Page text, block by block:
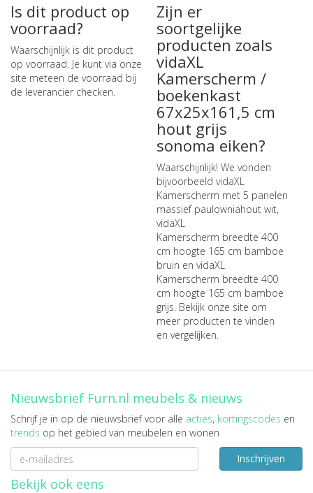
Is dit product op
voorraad?
Waarschijnlijk is dit product
op voorraad. Je kunt via onze
site meteen de voorraad bij
de leverancier checken.
Zijn er
soortgelijke
producten zoals
vidaXL
Kamerscherm /
boekenkast
67x25x161,5 cm
hout grijs
sonoma eiken?
Waarschijnlijk! We vonden
bijvoorbeeld vidaXL
Kamerscherm met 5 panelen
massief paulowniahout wit,
vidaXL
Kamerscherm breedte 400
cm hoogte 165 cm bamboe
bruin en vidaXL
Kamerscherm breedte 400
cm hoogte 165 cm bamboe
grijs. Bekijk onze site om
meer producten te vinden
en vergelijken.
Nieuwsbrief Furn.nl meubels & nieuws
Schrijf je in op de nieuwsbrief voor alle acties, kortingscodes en
trends op het gebied van meubelen en wonen
Inschrijven
Bekijk ook eens